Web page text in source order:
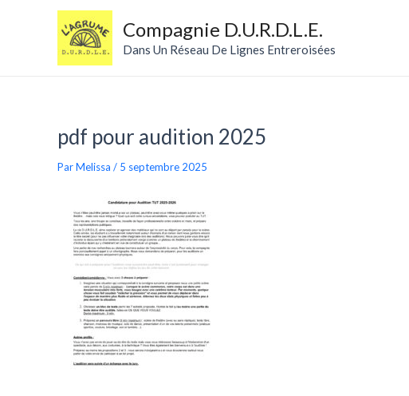
Compagnie D.U.R.D.L.E.
Dans Un Réseau De Lignes Entreroisées
pdf pour audition 2025
ParMelissa / 5 septembre 2025